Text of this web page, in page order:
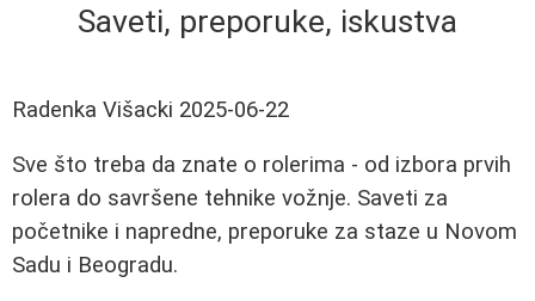
Saveti, preporuke, iskustva
Radenka Višacki 2025-06-22
Sve što treba da znate o rolerima - od izbora prvih
rolera do savršene tehnike vožnje. Saveti za
početnike i napredne, preporuke za staze u Novom
Sadu i Beogradu.